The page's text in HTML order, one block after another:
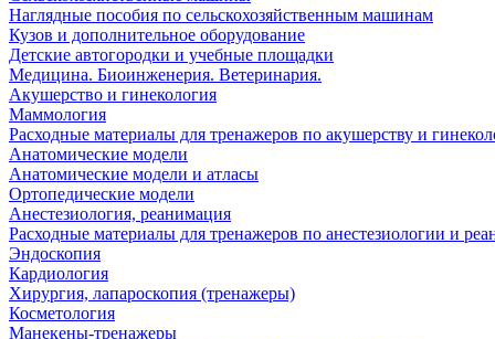
Наглядные пособия по сельскохозяйственным машинам
Кузов и дополнительное оборудование
Детские автогородки и учебные площадки
Медицина. Биоинженерия. Ветеринария.
Акушерство и гинекология
Маммология
Расходные материалы для тренажеров по акушерству и
Анатомические модели
Анатомические модели и атласы
Ортопедические модели
Анестезиология, реанимация
Расходные материалы для тренажеров по анестезиологии и
Эндоскопия
Кардиология
Хирургия, лапароскопия (тренажеры)
Косметология
Манекены-тренажеры